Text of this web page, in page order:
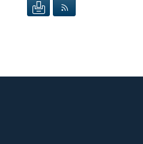
SEITE DRUCKEN